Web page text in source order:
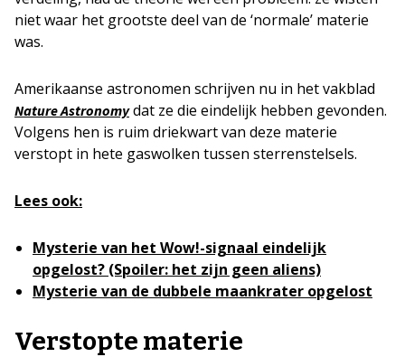
niet waar het grootste deel van de ‘normale’ materie
was.
Amerikaanse astronomen schrijven nu in het vakblad
Nature Astronomydat ze die eindelijk hebben gevonden.
Volgens hen is ruim driekwart van deze materie
verstopt in hete gaswolken tussen sterrenstelsels.
Lees ook:
Mysterie van het Wow!-signaal eindelijk
opgelost? (Spoiler: het zijn geen aliens)
Mysterie van de dubbele maankrater opgelost
Verstopte materie